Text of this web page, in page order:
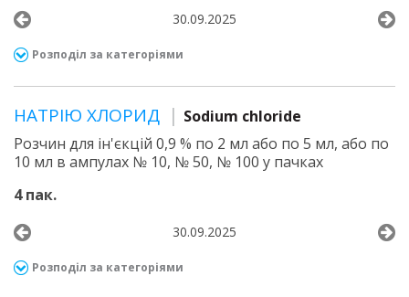
30.09.2025
Розподіл за категоріями
НАТРІЮ ХЛОРИД
Sodium chloride
Розчин для ін'єкцій 0,9 % по 2 мл або по 5 мл, або по
10 мл в ампулах № 10, № 50, № 100 у пачках
4 пак.
30.09.2025
Розподіл за категоріями